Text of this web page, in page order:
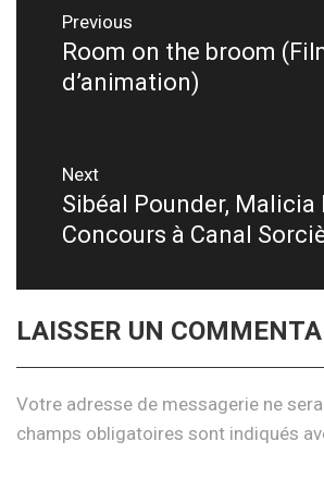
Navigation
l’article
Previous
Previous
post:
Room on the broom
d’animation)
Next
Next
post:
Sibéal Pounder, Malicia
Concours à Canal
LAISSER UN
Votre adresse de messagerie ne
champs obligatoires sont indiqués